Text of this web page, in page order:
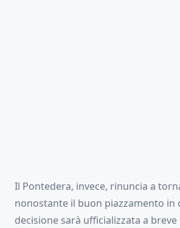
Il Pontedera, invece, rinuncia a
nonostante il buon piazzamento in
decisione sarà ufficializzata a breve